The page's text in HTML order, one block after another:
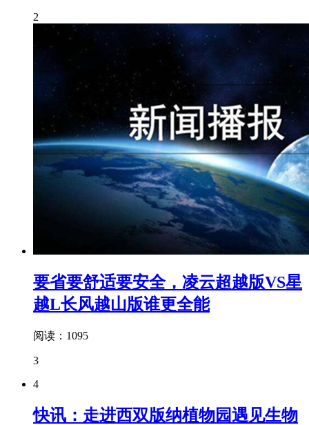
2
要省要舒适要安全，凌云超越版VS星
越L长风越山版谁更全能
阅读：1095
3
4
快讯：走进西双版纳植物园遇见生物